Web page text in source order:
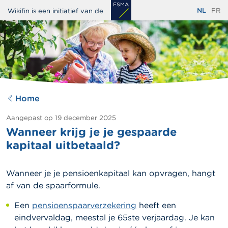
Overslaan
en
naar
de
inhoud
gaan
Wikifin is een initiatief van de NL FR
Home
Aangepast op 19 december 2025
Wanneer krijg je je gespaarde
kapitaal uitbetaald?
Wanneer je je pensioenkapitaal kan opvragen, hangt
af van de spaarformule.
Een pensioenspaarverzekering heeft een
eindvervaldag, meestal je 65ste verjaardag. Je kan